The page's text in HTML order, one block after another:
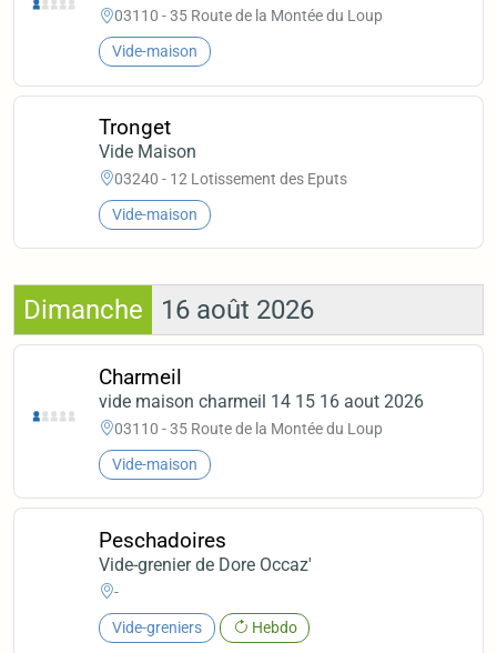
03110 - 35 Route de la Montée du Loup
Vide-maison
Tronget
Vide Maison
03240 - 12 Lotissement des Eputs
Vide-maison
Dimanche 16 août 2026
Charmeil
vide maison charmeil 14 15 16 aout 2026
03110 - 35 Route de la Montée du Loup
Vide-maison
Peschadoires
Vide-grenier de Dore Occaz'
-
Vide-greniers Hebdo